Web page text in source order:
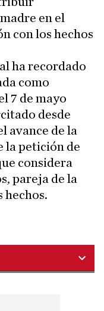
en el
con los hechos
ha recordado
como
7 de mayo
desde
avance de la
la petición de
considera
pareja de la
hechos.